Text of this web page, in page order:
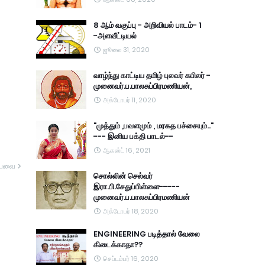
8 ஆம் வகுப்பு - அறிவியல் பாடம்- 1
-அளவீட்டியல்
ஜூலை 31, 2020
வாழ்ந்து காட்டிய தமிழ் புலவர் கபிலர் -
முனைவர்.ப.பாலசுப்பிரமணியன்,
அக்டோபர் 11, 2020
"முத்தும் ,பவளமும் , மரகத பச்சையும்.."
--- இனிய பக்தி பாடல்--
ஆகஸ்ட் 16, 2021
சொல்லின் செல்வர்
இரா.பி.சேதுப்பிள்ளை-----
முனைவர்.ப.பாலசுப்பிரமணியன்
அக்டோபர் 18, 2020
ENGINEERING படித்தால் வேலை
கிடைக்காதா??
செப்டம்பர் 16, 2020